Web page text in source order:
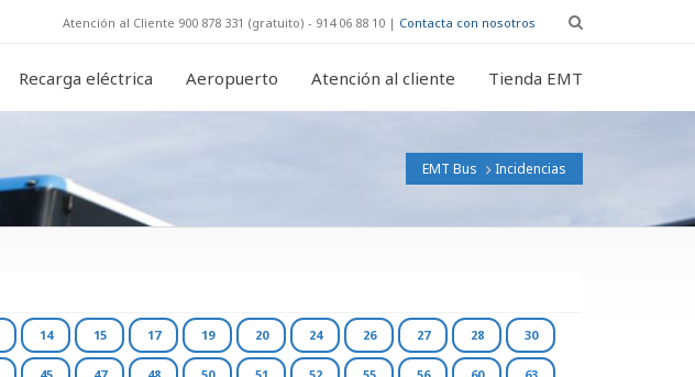
Atención al Cliente 900 878 331 (gratuito) - 914 06 88 10 | Contacta con nosotros
Recarga eléctrica Aeropuerto Atención al cliente Tienda EMT
EMT Bus Incidencias
14 15 17 19 20 24 26 27 28 30